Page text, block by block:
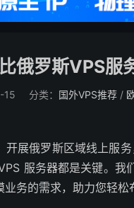
俄罗斯VPS服
15 分类： 国外VPS推荐 /
展俄罗斯区域线上服
服务器都是关键。
务的需求，助力您轻松